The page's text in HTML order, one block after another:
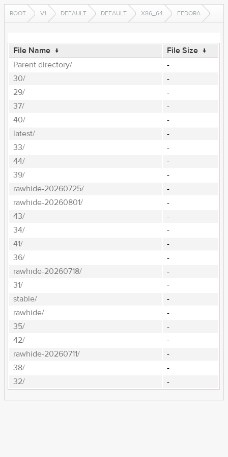
ROOT V1 DEFAULT DEFAULT X86_64 FEDORA
File Name ↓ File Size ↓
Parent directory/
-
30/
-
29/
-
37/
-
40/
-
latest/
-
33/
-
44/
-
39/
-
rawhide-20260725/
-
rawhide-20260801/
-
43/
-
34/
-
41/
-
36/
-
rawhide-20260718/
-
31/
-
stable/
-
rawhide/
-
35/
-
42/
-
rawhide-20260711/
-
38/
-
32/
-